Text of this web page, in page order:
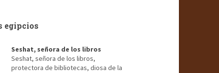
egipcios
Seshat, señora de los libros
Seshat, señora de los libros,
protectora de bibliotecas, diosa de la